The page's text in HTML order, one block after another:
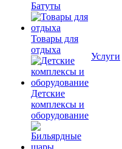
Батуты
Товары для
отдыха
Детские
комплексы и
оборудование
Услуги